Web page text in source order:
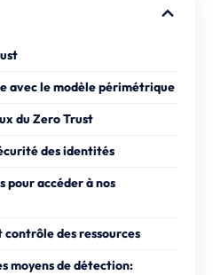
avec le modèle périmétrique
du Zero Trust
des identités
pour accéder à nos
des ressources
moyens de détection: